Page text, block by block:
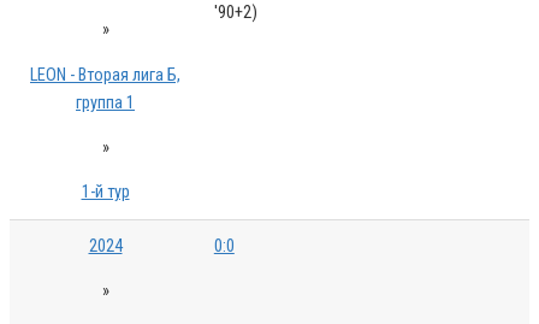
»
LEON - Вторая лига Б,
группа 1
»
1-й тур
'90+2)
2024
»
0:0